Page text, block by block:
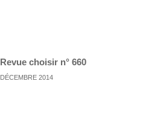
Revue choisir n° 660
DÉCEMBRE 2014